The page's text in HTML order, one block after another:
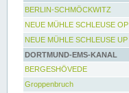
BERLIN-SCHMÖCKWITZ
NEUE MÜHLE SCHLEUSE OP
NEUE MÜHLE SCHLEUSE UP
DORTMUND-EMS-KANAL
BERGESHÖVEDE
Groppenbruch